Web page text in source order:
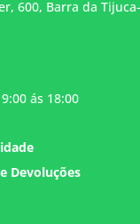
600, Barra da
ás 18:00
Devoluções